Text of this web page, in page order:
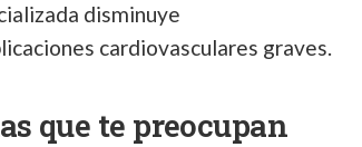
disminuye
cardiovasculares graves.
que te preocupan